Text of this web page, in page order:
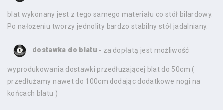
blat wykonany jest z tego samego materiału co stół bilardowy.
Po nałożeniu tworzy jednolity bardzo stabilny stół jadalniany.
dostawka do blatu - za dopłatą jest możliwość
wyprodukowania dostawki przedłużającej blat do 50cm (
przedłużamy nawet do 100cm dodając dodatkowe nogi na
końcach blatu )